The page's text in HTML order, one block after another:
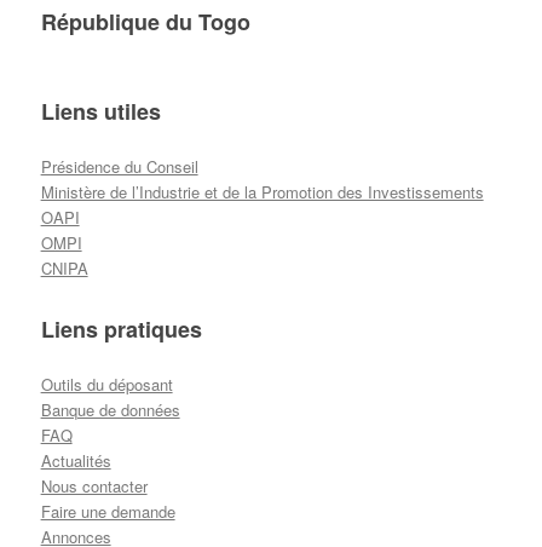
République du Togo
Liens utiles
Présidence du Conseil
Ministère de l’Industrie et de la Promotion des Investissements
OAPI
OMPI
CNIPA
Liens pratiques
Outils du déposant
Banque de données
FAQ
Actualités
Nous contacter
Faire une demande
Annonces